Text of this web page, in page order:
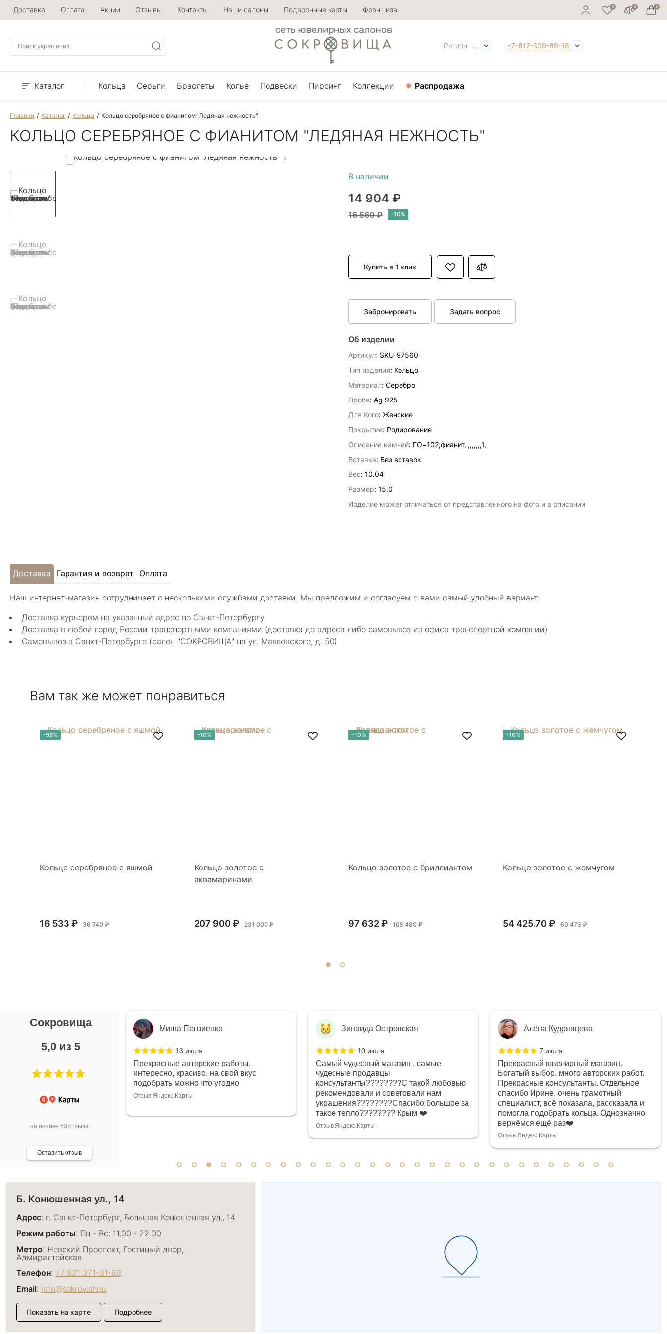
Доставка Оплата Акции Отзывы Контакты Наши салоны Подарочные карты Франшиза
Регион: ... +7-812-309-89-18
Каталог Кольца Серьги Браслеты Колье Подвески Пирсинг Коллекции Распродажа
Главная Каталог Кольца Кольцо серебряное с фианитом "Ледяная нежность"
КОЛЬЦО СЕРЕБРЯНОЕ С ФИАНИТОМ "ЛЕДЯНАЯ НЕЖНОСТЬ"
14 904 ₽
16 560 ₽
Купить в 1 клик
Забронировать Задать вопрос
Об изделии
Артикул: SKU-97560
Тип изделия: Кольцо
Материал: Серебро
Проба: Ag 925
Для Кого: Женские
Покрытие: Родирование
Описание камней: ГО=102;фианит,,,,,,,,,1,
Вставка: Без вставок
Вес: 10.04
Размер: 15,0
Изделие может отличаться от представленного на фото и в описании
Доставка Гарантия и возврат Оплата
Наш интернет-магазин сотрудничает с несколькими службами доставки. Мы предложим и согласуем с вами самый удобный вариант:
Доставка курьером на указанный адрес по Санкт-Петербургу
Доставка в любой город России транспортными компаниями (доставка до адреса либо самовывоз из офиса транспортной компании)
Самовывоз в Санкт-Петербурге (салон "СОКРОВИЩА" на ул. Маяковского, д. 50)
Вам так же может понравиться
-55%
Кольцо серебряное с яшмой
16 533 ₽ 36 740 ₽
-10%
Кольцо золотое с
аквамаринами
207 900 ₽ 231 000 ₽
-10%
Кольцо золотое с бриллиантом
97 632 ₽ 108 480 ₽
-10%
Кольцо золотое с жемчугом
54 425.70 ₽ 60 473 ₽
Сокровища
5,0 из 5
на основе 63 отзыва
Оставить отзыв
и завораживает
Миша Пензиенко
13 июля
Прекрасные авторские работы,
интересно, красиво, на свой вкус
подобрать можно что угодно
Отзыв Яндекс.Карты
Зинаида Островская
10 июля
Самый чудесный магазин , самые
чудесные продавцы
консультанты????????С такой любовью
рекомендовали и советовали нам
украшения????????Спасибо большое за
такое тепло???????? Крым ❤️
Отзыв Яндекс.Карты
Алёна Кудрявцева
7 июля
Прекрасный ювелирный магазин.
Богатый выбор, много авторских работ.
Прекрасные консультанты. Отдельное
спасибо Ирине, очень грамотный
специалист, всё показала, рассказала и
помогла подобрать кольца. Однозначно
вернёмся ещё раз❤️
Отзыв Яндекс.Карты
Б. Конюшенная ул., 14
Адрес: г. Санкт-Петербург, Большая Конюшенная ул., 14
Режим работы: Пн - Вс: 11.00 - 22.00
Метро: Невский Проспект, Гостиный двор,
Адмиралтейская
Телефон: +7 921 371-31-89
Email: info@sokrov.shop
Показать на карте Подробнее